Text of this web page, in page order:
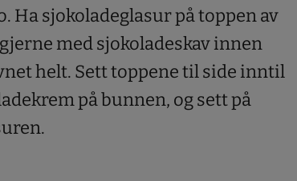
Ha sjokoladeglasur på toppen av
med sjokoladeskav innen
helt. Sett toppene til side inntil
på bunnen, og sett på